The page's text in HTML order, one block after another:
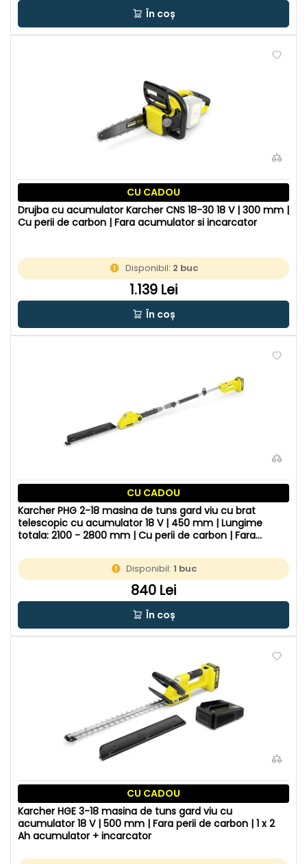
În coș
CU CADOU
Drujba cu acumulator Karcher CNS 18-30 18 V | 300 mm |
Cu perii de carbon | Fara acumulator si incarcator
Disponibil: 2 buc
1.139 Lei
În coș
CU CADOU
Karcher PHG 2-18 masina de tuns gard viu cu brat
telescopic cu acumulator 18 V | 450 mm | Lungime
totala: 2100 - 2800 mm | Cu perii de carbon | Fara
Disponibil:1 buc
840 Lei
În coș
CU CADOU
Karcher HGE 3-18 masina de tuns gard viu cu
acumulator 18 V | 500 mm | Fara perii de carbon | 1 x 2
Ah acumulator + incarcator